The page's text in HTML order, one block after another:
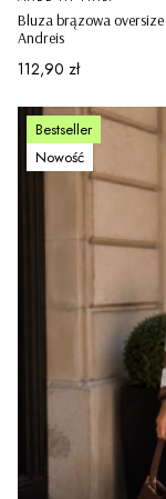
Bluza brązowa
Andreis
Cena
112,90 zł
Bestseller
Nowość